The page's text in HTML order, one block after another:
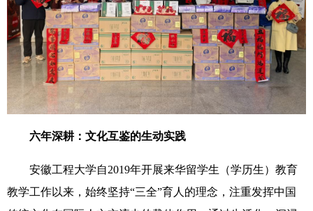
六年深耕：文化互鉴的生动实践
安徽工程大学自2019年开展来华留学生（学历生）教育
教学工作以来，始终坚持“三全”育人的理念 ，注重发挥中国